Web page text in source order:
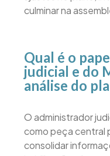
culminar na
Qual é o
judicial e do
análise do
O administrador
como peça central
consolidar